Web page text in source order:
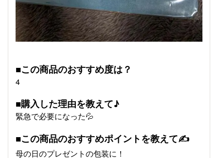
■この商品のおすすめ度は？
4
■購入した理由を教えて♪
緊急で必要になった💦
■この商品のおすすめポイントを教えて✍
母の日のプレゼントの包装に！